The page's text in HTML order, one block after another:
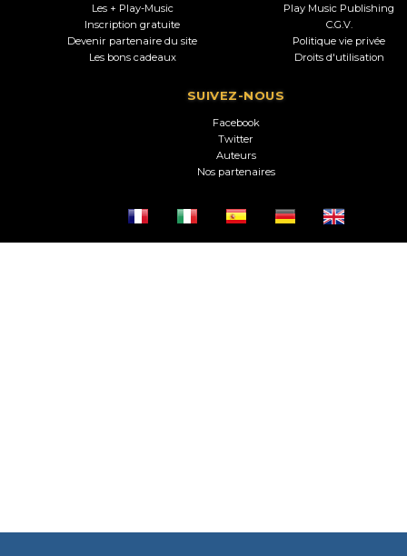
Les + Play-Music
Inscription gratuite
Devenir partenaire du site
Les bons cadeaux
Play Music Publishing
C.G.V.
Politique vie privée
Droits d'utilisation
SUIVEZ-NOUS
Facebook
Twitter
Auteurs
Nos partenaires